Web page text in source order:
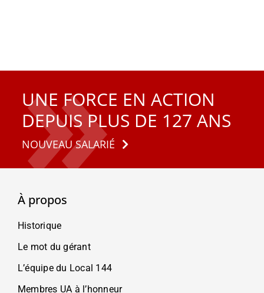
UNE FORCE EN ACTION
DEPUIS PLUS DE 127 ANS
NOUVEAU SALARIÉ
À propos
Historique
Le mot du gérant
L’équipe du Local 144
Membres UA à l’honneur